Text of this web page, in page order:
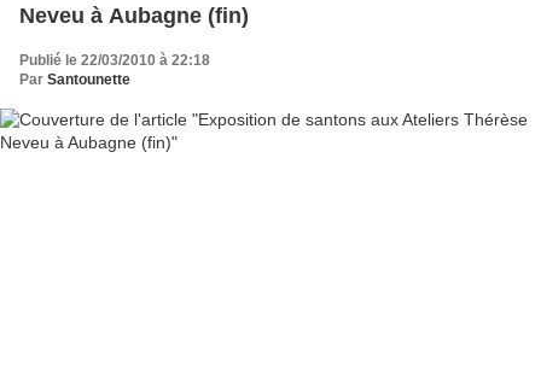
Neveu à Aubagne (fin)
Publié le 22/03/2010 à 22:18
Par Santounette